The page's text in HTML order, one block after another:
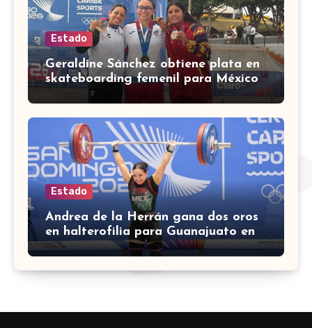
Estado
Geraldine Sánchez obtiene plata en
skateboarding femenil para México
en los Centroamericanos 2026
Estado
Andrea de la Herrán gana dos oros
en halterofilia para Guanajuato en
los Juegos Centroamericanos 2026